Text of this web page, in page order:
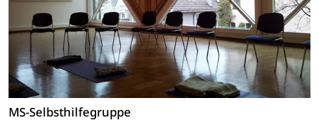
MS-Selbsthilfegruppe